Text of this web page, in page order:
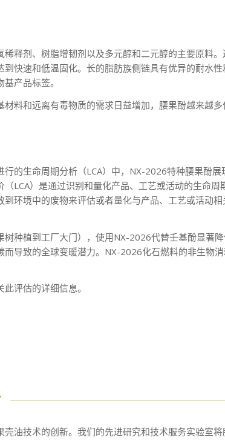
稀释剂、树脂增韧剂以及多元醇和二元醇的主要原料
到快速和低温固化。长的脂肪族侧链具有优异的耐水
产品标签。
料和远离有毒物质的需求日益增加，腰果酚越来越
的生命周期分析（LCA）中，NX-2026特种腰果酚展
（LCA）是通过识别和量化产品、工艺或活动的生命周
到环境中的废物来评估或者量化与产品、工艺或活动相
树种植到工厂大门），使用NX-2026代替壬基酚显著
而导致的全球变暖潜力。NX-2026化石燃料的非生物
评估的详细信息。
油技术的创新。我们的先进研究和技术服务实验室